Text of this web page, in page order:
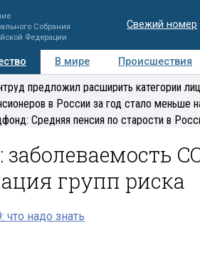
Собрания
Федерации
Свежий номер
В мире Происшествия
Регионы Медиацентр
предложил расширить категории
в России за год стало меньше
Средняя пенсия по старости в
групп риска
что надо знать